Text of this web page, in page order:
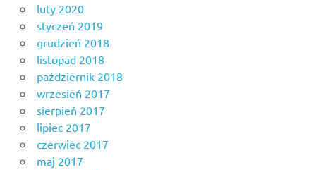
luty 2020
styczeń 2019
grudzień 2018
listopad 2018
październik 2018
wrzesień 2017
sierpień 2017
lipiec 2017
czerwiec 2017
maj 2017